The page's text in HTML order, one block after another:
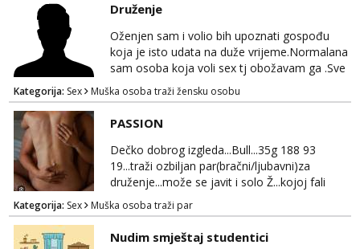
Druženje
Oženjen sam i volio bih upoznati gospođu
koja je isto udata na duže vrijeme.Normalana
sam osoba koja voli sex tj obožavam ga .Sve
ostalo možemo srediti u hodu naravno
diskrecija mi je najvažnija.Prostor je moj
.Molim samo normalne osobe bez nekih
bonova zahtjeva i traženja novca sa bilo koje
strane.Ajmo uživati i svatko svojim putem
Kategorija: Sex Muška osoba traži žensku osobu
PASSION
Dečko dobrog izgleda...Bull...35g 188 93
19...traži ozbiljan par(bračni/ljubavni)za
druženje...može se javit i solo Ž...kojoj fali
uzbuđenja i strasti...područje otoka Murtera i
bliža okolica...WhatsApp...Telegram
Kategorija: Sex Muška osoba traži par
Nudim smještaj studentici